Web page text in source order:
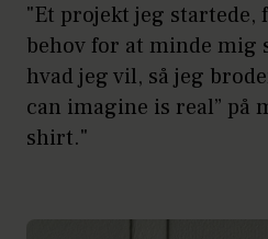
"Et projekt jeg startede,
behov for at minde mig
hvad jeg vil, så jeg
can imagine is real” på
shirt."